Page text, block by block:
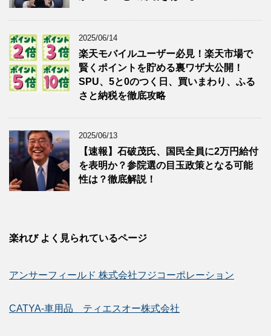
2025/06/14
楽天モバイルユーザー必見！楽天市場で
賢くポイントを貯める裏ワザ大公開！
SPU、5と0のつく日、買いまわり、ふる
さと納税を徹底攻略
2025/06/13
【速報】石破茂氏、国民全員に2万円給付
を表明か？参院選の目玉政策となる可能
性は？徹底解説！
楽れび よく見られているページ
アンサーフィールド 株式会社フジコーポレーション
CATYA-車用品 ティエスオー株式会社